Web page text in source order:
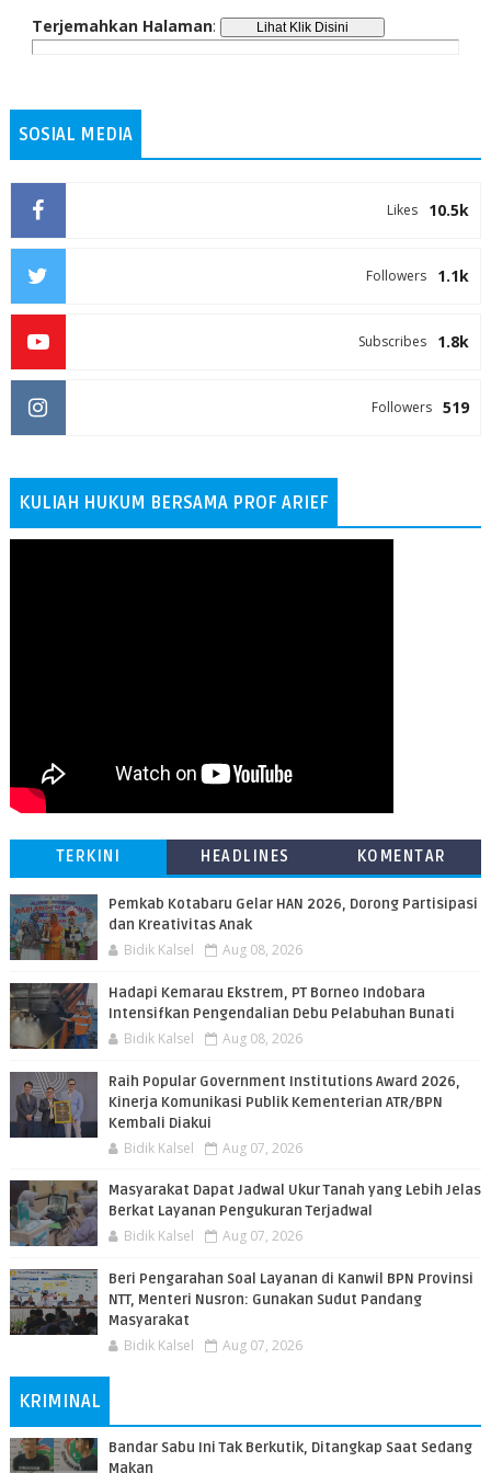
Terjemahkan Halaman:
SOSIAL MEDIA
10.5k
Likes
1.1k
Followers
1.8k
Subscribes
519
Followers
KULIAH HUKUM BERSAMA PROF ARIEF
TERKINI HEADLINES KOMENTAR
Pemkab Kotabaru Gelar HAN 2026, Dorong Partisipasi
dan Kreativitas Anak
Bidik Kalsel Aug 08, 2026
​Hadapi Kemarau Ekstrem, PT Borneo Indobara
Intensifkan Pengendalian Debu Pelabuhan Bunati
Bidik Kalsel Aug 08, 2026
Raih Popular Government Institutions Award 2026,
Kinerja Komunikasi Publik Kementerian ATR/BPN
Kembali Diakui
Bidik Kalsel Aug 07, 2026
Masyarakat Dapat Jadwal Ukur Tanah yang Lebih Jelas
Berkat Layanan Pengukuran Terjadwal
Bidik Kalsel Aug 07, 2026
Beri Pengarahan Soal Layanan di Kanwil BPN Provinsi
NTT, Menteri Nusron: Gunakan Sudut Pandang
Masyarakat
Bidik Kalsel Aug 07, 2026
KRIMINAL
Bandar Sabu Ini Tak Berkutik, Ditangkap Saat Sedang
Makan